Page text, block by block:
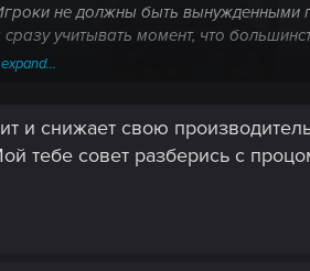
не должны быть вынужденными
учитывать момент, что
мой проц греться как будто я
и снижает свою
тебе совет разберись с